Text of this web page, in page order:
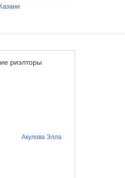
риэлторы
Акулова Элла